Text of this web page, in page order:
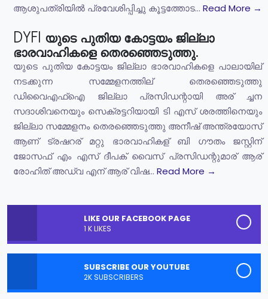
ആശുപത്രിയിൽ പ്രവേശിപ്പിച്ചു കൂട്ടത്തോട... Read More →
DYFI യുടെ പുതിയ കോട്ടയം ജില്ലാ
ഭാരവാഹികളെ തെരഞ്ഞെടുത്തു.
യുടെ പുതിയ കോട്ടയം ജില്ലാ ഭാരവാഹികളെ പാലായില്
നടക്കുന്ന സമ്മേളനത്തില് തെരഞ്ഞെടുത്തു
ഡിവൈഎഫ്ഐ ജില്ലാ പ്രസിഡന്റായി അര് ച്ചന
സദാശിവനെയും സെക്രട്ടറിയായി ടി എസ് ശരത്തിനെയും
ജില്ലാ സമ്മേളനം തെരഞ്ഞെടുത്തു അനീഷ് അന്ത്രയോസ്
ആണ് ട്രഷറര് മറ്റു ഭാരവാഹികള് ബി ഗൗതം ജസ്റ്റിന്
ജോസഫ് എം എസ് ദീപക് വൈസ് പ്രസിഡന്റുമാര് ആര്
രോഹിത് അഡ്വ എന് ആര് വിഷ... Read More →
LIKE OUR FACEBOOK PAGE
1 K LIKES
SUBSCRIBE OUR YOUTUBE
2K SUBSCRIBERS